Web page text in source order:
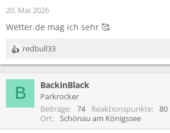
n
n
20. Mai 2026
Wetter.de mag ich sehr 🥰
R
e
i
n
redbull33
B BackinBlack
Parkrocker
Beiträge
74 Reaktionspunkte 80
Ort
Schönau am Königssee